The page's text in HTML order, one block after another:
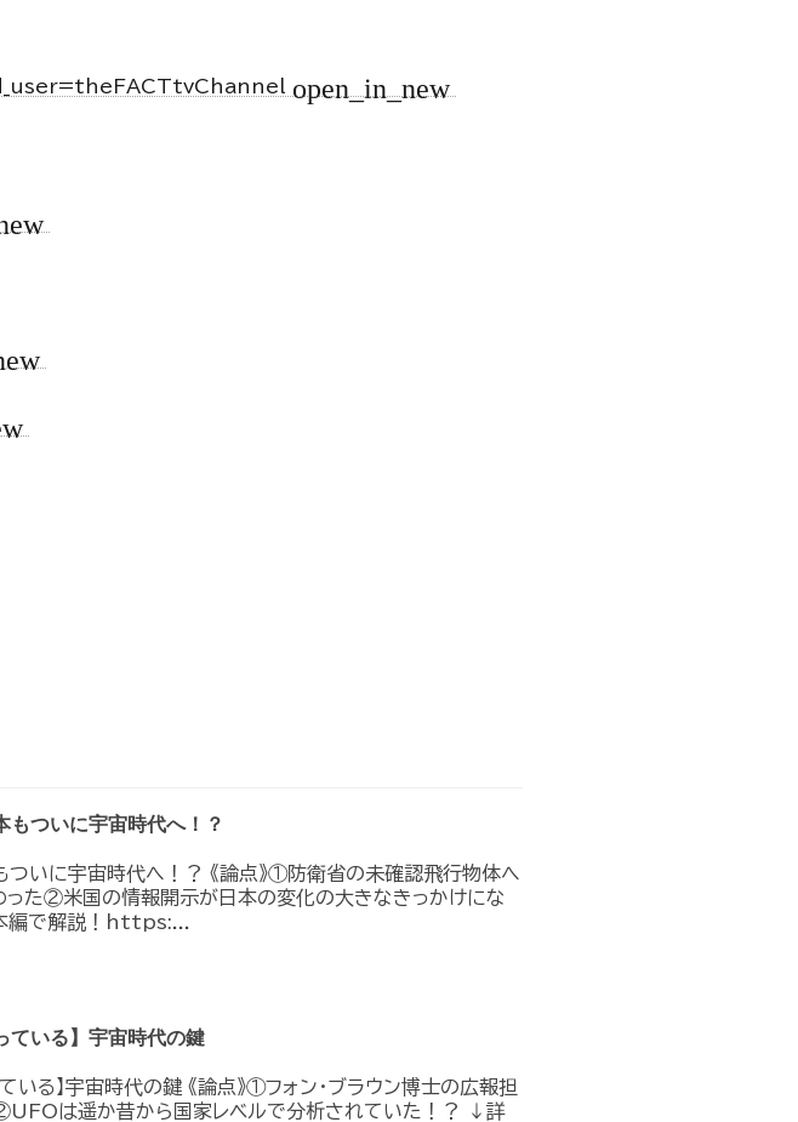
open_in_new
もついに宇宙時代へ！？
ついに宇宙時代へ！？ 《論点》①防衛省の未確認飛行物体へ
った②米国の情報開示が日本の変化の大きなきっかけにな
編で解説！https:...
ている】宇宙時代の鍵
いる】宇宙時代の鍵 《論点》①フォン・ブラウン博士の広報担
は遥か昔から国家レベルで分析されていた！？ ↓詳